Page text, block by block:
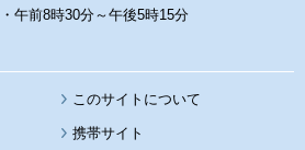
午前8時30分～午後5時15分
このサイトについて
携帯サイト